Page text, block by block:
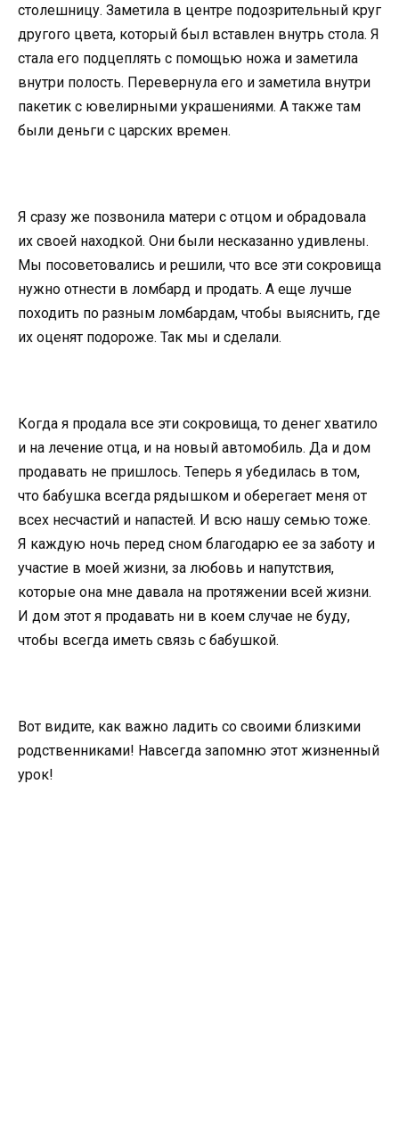
столешницу. Заметила в центре подозрительный круг
другого цвета, который был вставлен внутрь стола. Я
стала его подцеплять с помощью ножа и заметила
внутри полость. Перевернула его и заметила внутри
пакетик с ювелирными украшениями. А также там
были деньги с царских времен.
Я сразу же позвонила матери с отцом и обрадовала
их своей находкой. Они были несказанно удивлены.
Мы посоветовались и решили, что все эти сокровища
нужно отнести в ломбард и продать. А еще лучше
походить по разным ломбардам, чтобы выяснить, где
их оценят подороже. Так мы и сделали.
Когда я продала все эти сокровища, то денег хватило
и на лечение отца, и на новый автомобиль. Да и дом
продавать не пришлось. Теперь я убедилась в том,
что бабушка всегда рядышком и оберегает меня от
всех несчастий и напастей. И всю нашу семью тоже.
Я каждую ночь перед сном благодарю ее за заботу и
участие в моей жизни, за любовь и напутствия,
которые она мне давала на протяжении всей жизни.
И дом этот я продавать ни в коем случае не буду,
чтобы всегда иметь связь с бабушкой.
Вот видите, как важно ладить со своими близкими
родственниками! Навсегда запомню этот жизненный
урок!